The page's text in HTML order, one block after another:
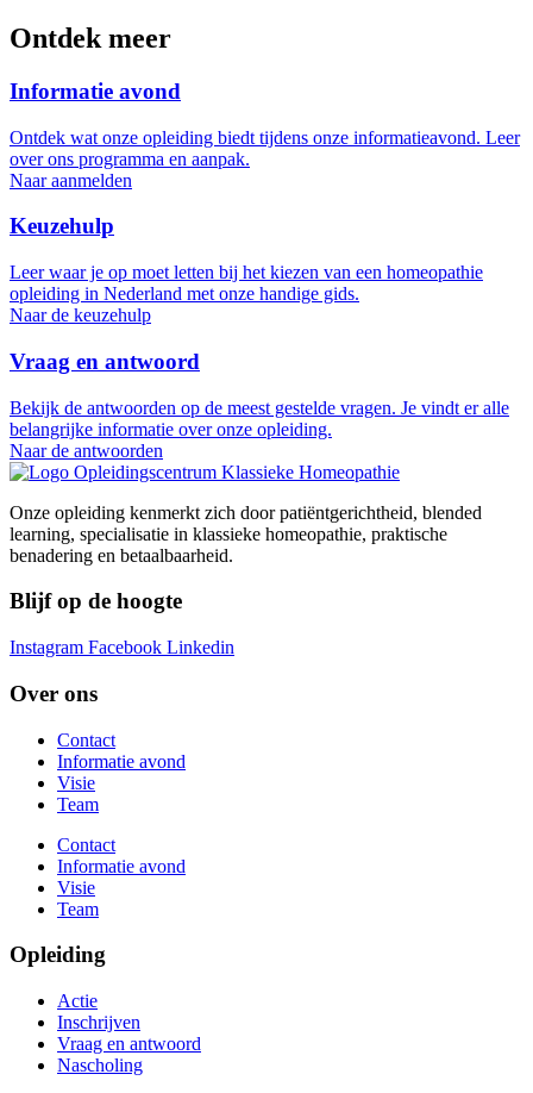
Ontdek meer
Informatie avond
Ontdek wat onze opleiding biedt tijdens onze informatieavond. Leer
over ons programma en aanpak.
Naar aanmelden
Keuzehulp
Leer waar je op moet letten bij het kiezen van een homeopathie
opleiding in Nederland met onze handige gids.
Naar de keuzehulp
Vraag en antwoord
Bekijk de antwoorden op de meest gestelde vragen. Je vindt er alle
belangrijke informatie over onze opleiding.
Naar de antwoorden
Onze opleiding kenmerkt zich door patiëntgerichtheid, blended
learning, specialisatie in klassieke homeopathie, praktische
benadering en betaalbaarheid.
Blijf op de hoogte
Instagram Facebook Linkedin
Over ons
Contact
Informatie avond
Visie
Team
Contact
Informatie avond
Visie
Team
Opleiding
Actie
Inschrijven
Vraag en antwoord
Nascholing